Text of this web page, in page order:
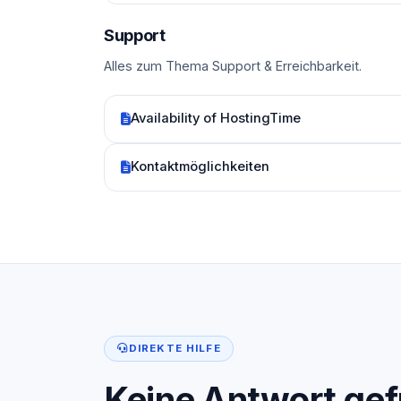
Support
Alles zum Thema Support & Erreichbarkeit.
Availability of HostingTime
Kontaktmöglichkeiten
DIREKTE HILFE